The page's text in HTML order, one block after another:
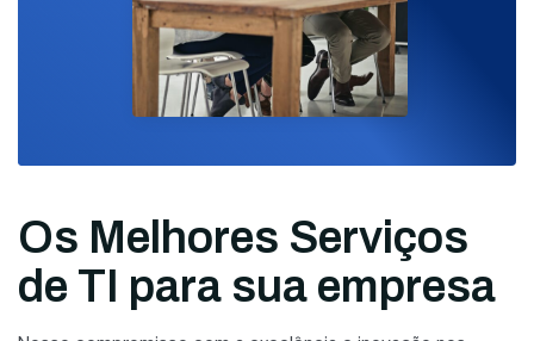
Os Melhores Serviços
de TI para sua empresa